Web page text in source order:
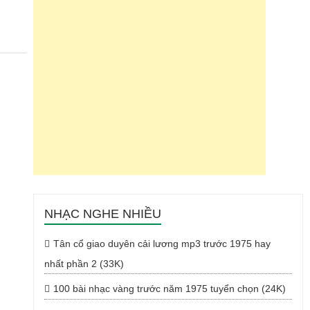
NHẠC NGHE NHIỀU
Tân cổ giao duyên cải lương mp3 trước 1975 hay
nhất phần 2 (33K)
100 bài nhạc vàng trước năm 1975 tuyển chọn (24K)